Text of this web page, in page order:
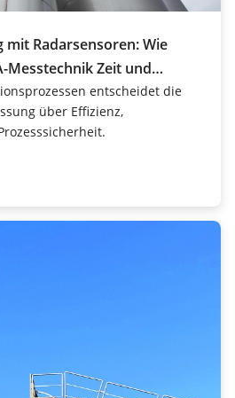
mit Radarsensoren: Wie
Messtechnik Zeit und
entscheidet die
über Effizienz,